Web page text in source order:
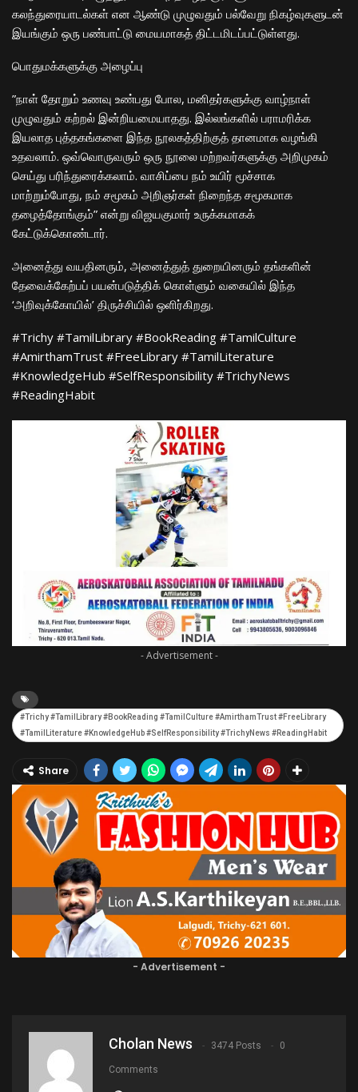
கலந்துரையாடல்கள் என ஆண்டு முழுவதும் பல்வேறு நிகழ்வுகளுடன்
இயங்கும் ஒரு பண்பாட்டு மையமாகத் திட்டமிடப்பட்டுள்ளது.
​பொதுமக்களுக்கு அழைப்பு
​”நாள் தோறும் உணவு உண்பது போல, மனிதர்களுக்கு வாழ்நாள்
முழுவதும் கற்றல் இன்றியமையாதது. இல்லங்களில் பராமரிக்க
இயலாத புத்தகங்களை இந்த நூலகத்திற்குத் தானமாக வழங்கி
உதவலாம். ஒவ்வொருவரும் ஒரு நூலை மற்றவர்களுக்கு அறிமுகம்
செய்து பரிந்துரைக்கலாம். வாசிப்பை நம் உயிர் மூச்சாக
மாற்றும்போது, நம் சமூகம் அறிஞர்கள் நிறைந்த சமூகமாக
தழைத்தோங்கும்” என்று விஜயகுமார் உருக்கமாகக்
கேட்டுக்கொண்டார்.
​அனைத்து வயதினரும், அனைத்துத் துறையினரும் தங்களின்
தேவைக்கேற்பப் பயன்படுத்திக் கொள்ளும் வகையில் இந்த
‘அறிவுக்கோயில்’ திருச்சியில் ஒளிர்கிறது.
​#Trichy #TamilLibrary #BookReading #TamilCulture
#AmirthamTrust #FreeLibrary #TamilLiterature
#KnowledgeHub #SelfResponsibility #TrichyNews
#ReadingHabit
- Advertisement -
#Trichy #TamilLibrary #BookReading #TamilCulture #AmirthamTrust #FreeLibrary
#TamilLiterature #KnowledgeHub #SelfResponsibility #TrichyNews #ReadingHabit
Share
- Advertisement -
Cholan News 3474 Posts 0
Comments